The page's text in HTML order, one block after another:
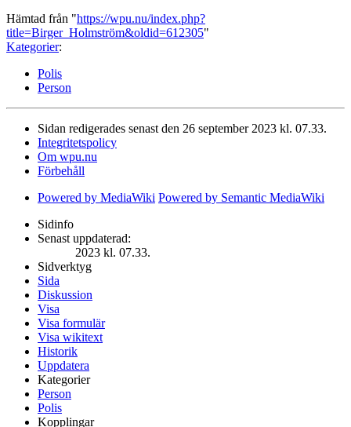
Hämtad från "https://wpu.nu/index.php?
title=Birger_Holmström&oldid=612305"
Kategorier:
Polis
Person
Sidan redigerades senast den 26 september 2023 kl. 07.33.
Integritetspolicy
Om wpu.nu
Förbehåll
Powered by MediaWiki Powered by Semantic MediaWiki
Sidinfo
Senast uppdaterad:
2023 kl. 07.33.
Sidverktyg
Sida
Diskussion
Visa
Visa formulär
Visa wikitext
Historik
Uppdatera
Kategorier
Person
Polis
Kopplingar